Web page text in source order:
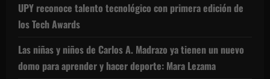
UPY reconoce talento tecnológico con primera edición de
los Tech Awards
Las niñas y niños de Carlos A. Madrazo ya tienen un nuevo
domo para aprender y hacer deporte: Mara Lezama